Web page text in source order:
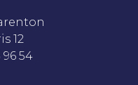
12
96 54